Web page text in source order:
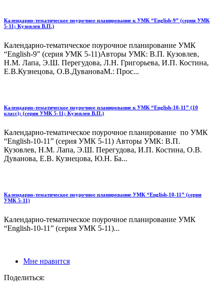
Календарно-тематическое поурочное планирование к УМК “English-9” (серия УМК
5-11; Кузовлев В.П.)
Календарно-тематическое поурочное планирование УМК
“English-9” (серия УМК 5-11)Авторы УМК: В.П. Кузовлев,
Н.М. Лапа, Э.Ш. Перегудова, Л.Н. Григорьева, И.П. Костина,
Е.В.Кузнецова, О.В.ДувановаМ.: Прос...
Календарно-тематическое поурочное планирование к УМК “English-10-11” (10
класс); (серия УМК 5-11; Кузовлев В.П.)
Календарно-тематическое поурочное планирование по УМК
“English-10-11” (серия УМК 5-11) Авторы УМК: В.П.
Кузовлев, Н.М. Лапа, Э.Ш. Перегудова, И.П. Костина, О.В.
Дуванова, Е.В. Кузнецова, Ю.Н. Ба...
Календарно-тематическое поурочное планирование УМК “English-10-11” (серия
УМК 5-11)
Календарно-тематическое поурочное планирование УМК
“English-10-11” (серия УМК 5-11)...
Мне нравится
Поделиться: